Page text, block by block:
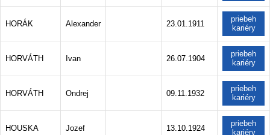
HORÁK Alexander 23.01.1911
priebeh
kariéry
HORVÁTH Ivan 26.07.1904
priebeh
kariéry
HORVÁTH Ondrej 09.11.1932
priebeh
kariéry
HOUSKA Jozef 13.10.1924
priebeh
kariéry